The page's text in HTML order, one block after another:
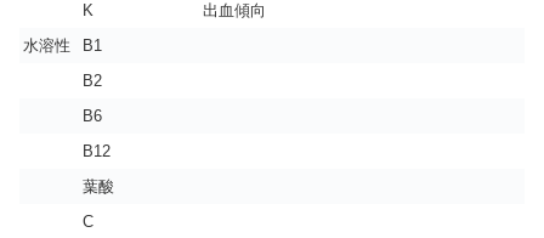
K
出血傾向
水溶性
B1
B2
B6
B12
葉酸
C